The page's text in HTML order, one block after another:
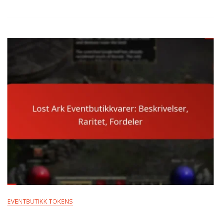
Tokens,
EVENTBUTIKK TOKENS